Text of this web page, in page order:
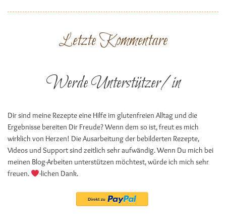
Letzte Kommentare
Werde Unterstützer/in
Dir sind meine Rezepte eine Hilfe im glutenfreien Alltag und die
Ergebnisse bereiten Dir Freude? Wenn dem so ist, freut es mich
wirklich von Herzen! Die Ausarbeitung der bebilderten Rezepte,
Videos und Support sind zeitlich sehr aufwändig. Wenn Du mich bei
meinen Blog-Arbeiten unterstützen möchtest, würde ich mich sehr
freuen.
-lichen Dank.